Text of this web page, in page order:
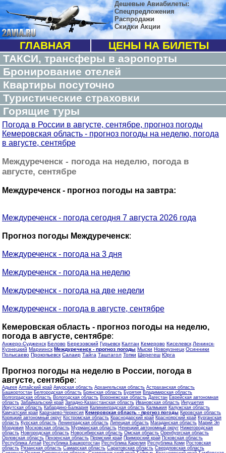
Дешевые Авиабилеты:
Спецпредложения
Распродажи
Скидки Акции
ГЛАВНАЯ
ЦЕНЫ НА БИЛЕТЫ
ТАКСИ, трансферы в аэропорты
Бронирование отелей
Квартиры посуточно
Туристические страховки
Горящие туры
Погода в России в августе, сентябре, прогноз погоды
Кемеровская область - прогноз погоды на неделю, погода
в августе, сентябре
Междуреченск - погода на неделю, погода в
августе, сентябре
Междуреченск - прогноз погоды на завтра:
Междуреченск - погода сегодня 7 августа 2026 года
Прогноз погоды Междуреченск:
Междуреченск - погода на 3 дня
Междуреченск - погода на неделю
Междуреченск - погода на две недели
Междуреченск - погода в августе, сентябре
Кемеровская область - прогноз погоды на неделю,
погода в августе, сентябре:
Анжеро-Судженск Белово Березовский Гурьевск Калтан Кемерово Киселевск Ленинск-
Кузнецкий Мариинск Междуреченск - прогноз погоды Мыски Новокузнецк Осинники
Полысаево Прокопьевск Салаир Тайга Таштагол Топки Шерегеш Юрга
Прогноз погоды на неделю в России, погода в
августе, сентябре:
Адыгея Алтайский край Амурская область Архангельская область Астраханская область
Башкортостан Белгородская область Брянская область Бурятия Владимирская область
Волгоградская область Вологодская область Воронежская область Дагестан Еврейская автономная
область Забайкальский край Западно-Казахстанская область Ивановская область Ингушетия
Иркутская область Кабардино-Балкария Калининградская область Калмыкия Калужская область
Камчатский край Карачаево-Черкесия Кемеровская область - прогноз погоды Кировская область
Коряцкий автономный округ Костромская область Краснодарский край Красноярский край Курганская
область Курская область Ленинградская область Липецкая область Магаданская область Марий Эл
Мордовия Московская область Мурманская область Ненецкий автономный округ Нижегородская
область Новгородская область Новосибирская область Омская область Оренбургская область
Орловская область Пензенская область Пермский край Приморский край Псковская область
Республика Алтай Республика Башкортостан Республика Карелия Республика Коми Ростовская
область Рязанская область Самарская область Саратовская область Свердловская область